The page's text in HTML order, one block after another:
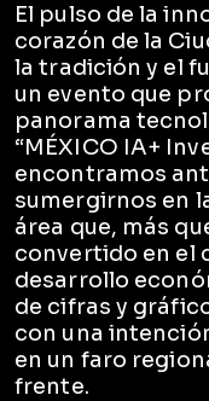
El pulso de la
corazón de la
la tradición y el
un evento que
panorama
“MÉXICO IA+
encontramos
sumergirnos en
área que, más
convertido en el
desarrollo
de cifras y
con una
en un faro
frente.